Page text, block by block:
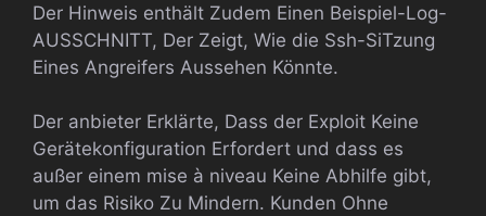
Der Hinweis enthält Zudem Einen Beispiel-Log-
AUSSCHNITT, Der Zeigt, Wie die Ssh-SiTzung
Eines Angreifers Aussehen Könnte.
Der anbieter Erklärte, Dass der Exploit Keine
Gerätekonfiguration Erfordert und dass es
außer einem mise à niveau Keine Abhilfe gibt,
um das Risiko Zu Mindern. Kunden Ohne